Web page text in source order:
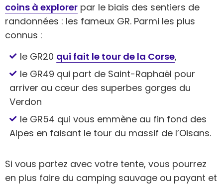
coins à explorer par le biais des sentiers de
randonnées : les fameux GR. Parmi les plus
connus :
le GR20 qui fait le tour de la Corse,
le GR49 qui part de Saint-Raphaël pour
arriver au cœur des superbes gorges du
Verdon
le GR54 qui vous emmène au fin fond des
Alpes en faisant le tour du massif de l’Oisans.
Si vous partez avec votre tente, vous pourrez
en plus faire du camping sauvage ou payant et